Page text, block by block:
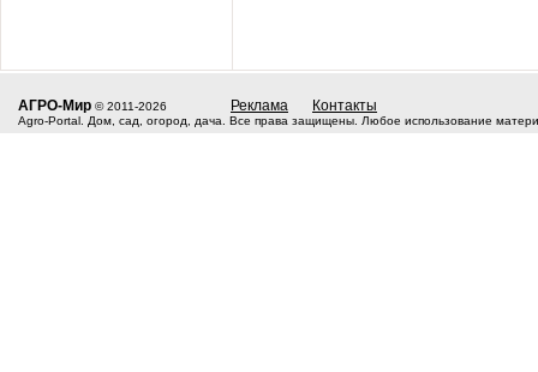
АГРО-Мир © 2011-2026 Реклама Контакты
Agro-Portal. Дом, сад, огород, дача. Все права защищены. Любое использование